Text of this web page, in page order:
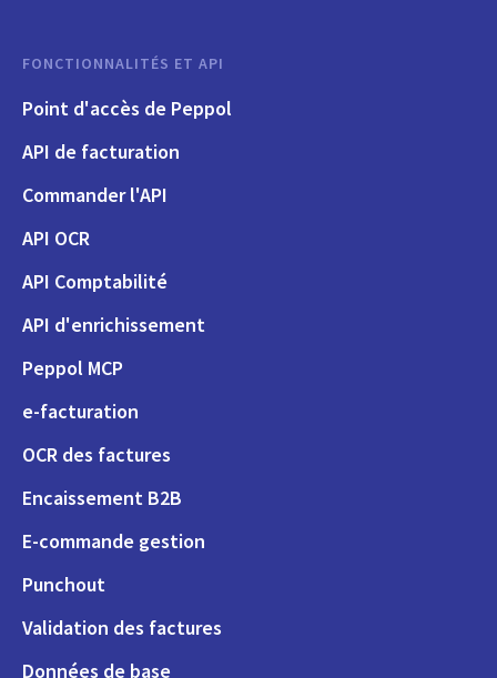
FONCTIONNALITÉS ET API
Point d'accès de Peppol
API de facturation
Commander l'API
API OCR
API Comptabilité
API d'enrichissement
Peppol MCP
e-facturation
OCR des factures
Encaissement B2B
E-commande gestion
Punchout
Validation des factures
Données de base